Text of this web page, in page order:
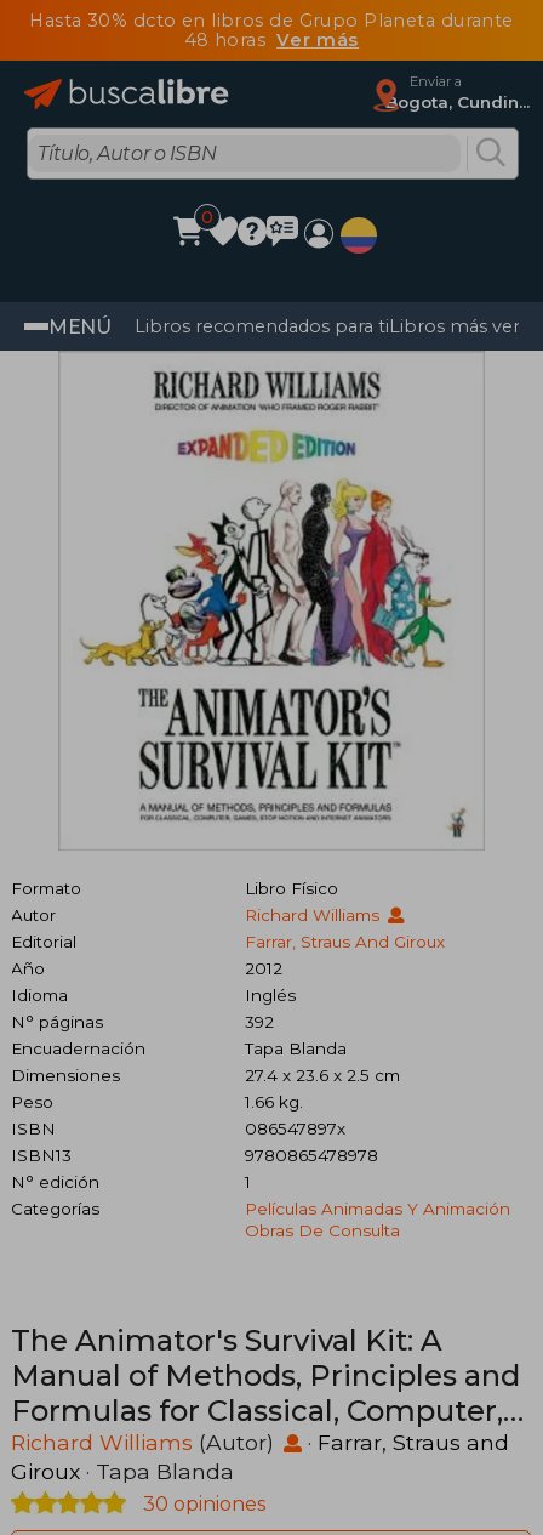
Hasta 30% dcto en libros de Grupo Planeta durante
48 horasVer más
Enviar a
Bogota, Cundinamarca
0
MENÚ Libros recomendados para tiLibros más
Formato
Libro Físico
Autor
Richard Williams
Editorial
Farrar, Straus And Giroux
Año
2012
Idioma
Inglés
N° páginas
392
Encuadernación
Tapa Blanda
Dimensiones
27.4 x 23.6 x 2.5 cm
Peso
1.66 kg.
ISBN
086547897x
ISBN13
9780865478978
N° edición
1
Categorías
Películas Animadas Y Animación
Obras De Consulta
The Animator's Survival Kit: A
Manual of Methods, Principles and
Formulas for Classical, Computer,
Games, Stop Motion and Internet
Animators (Farrar, Straus) (en
Inglés)
Richard Williams (Autor) · Farrar, Straus and
Giroux · Tapa Blanda
30 opiniones